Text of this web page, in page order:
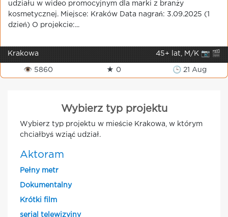
udziału w wideo promocyjnym dla marki z branży
kosmetycznej. Miejsce: Kraków Data nagrań: 3.09.2025 (1
dzień) O projekcie:...
Krakowa 45+ lat, M/K 📷 🎬
👁 5860 ★ 0 🕒 21 Aug
Wybierz typ projektu
Wybierz typ projektu w mieście Krakowa, w którym
chciałbyś wziąć udział.
Aktoram
Pełny metr
Dokumentalny
Krótki film
serial telewizyjny